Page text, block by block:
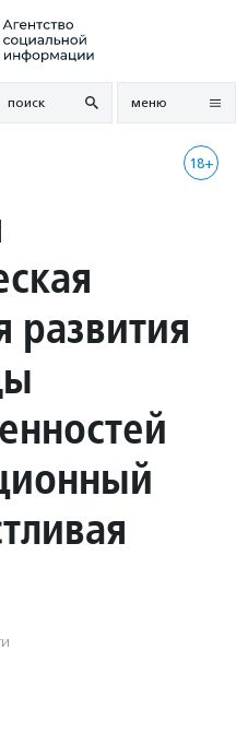
поиск меню
18+
развития